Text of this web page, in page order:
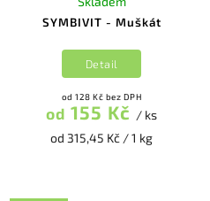
SYMBIVIT - Muškát
od 128 Kč bez DPH
od 155 Kč / ks
od 315,45 Kč / 1 kg
Detail